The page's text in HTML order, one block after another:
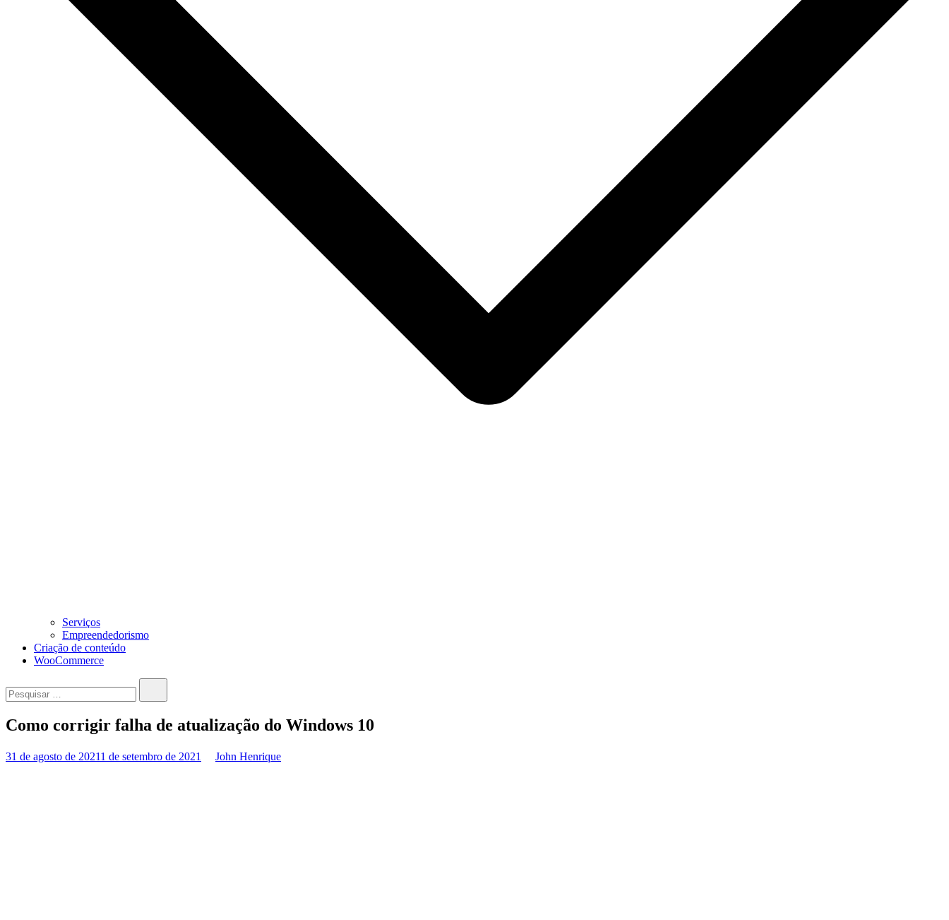
Serviços
Empreendedorismo
Criação de conteúdo
WooCommerce
Como corrigir falha de atualização do Windows 10
31 de agosto de 20211 de setembro de 2021 John Henrique